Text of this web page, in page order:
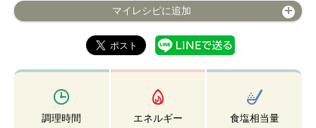
マイレシピに追加
調理時間 エネルギー 食塩相当量